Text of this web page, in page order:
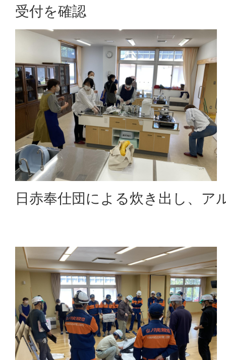
受付を確認
日赤奉仕団による炊き出し、ア